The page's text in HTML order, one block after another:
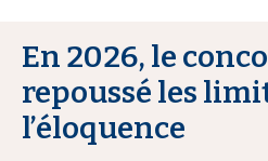
En 2026, le
repoussé les
l’éloquence